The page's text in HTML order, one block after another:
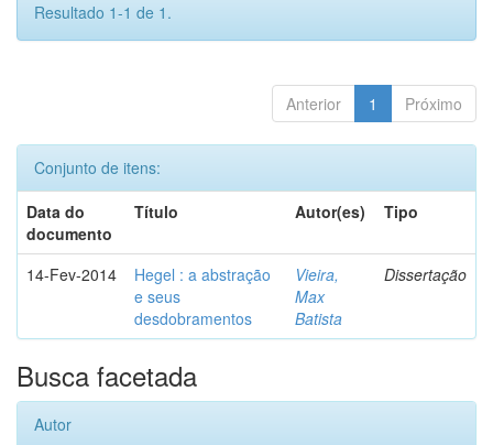
Resultado 1-1 de 1.
Anterior 1 Próximo
Conjunto de itens:
Data do
documento
Título Autor(es) Tipo
14-Fev-2014
Hegel : a abstração
e seus
desdobramentos
Vieira,
Max
Batista
Dissertação
Busca facetada
Autor